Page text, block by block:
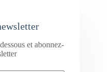
et abonnez-